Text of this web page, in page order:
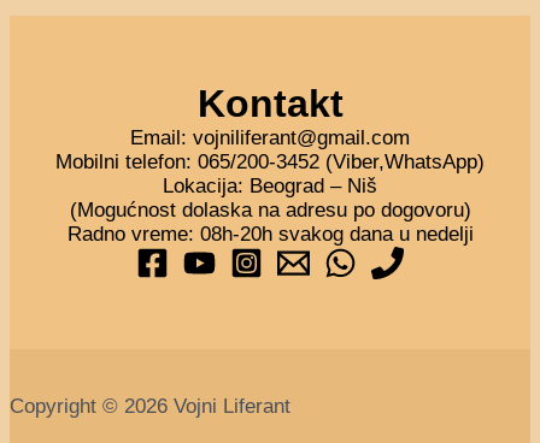
Kontakt
Email: vojniliferant@gmail.com
Mobilni telefon: 065/200-3452 (Viber,WhatsApp)
Lokacija: Beograd – Niš
(Mogućnost dolaska na adresu po dogovoru)
Radno vreme: 08h-20h svakog dana u nedelji
Copyright © 2026 Vojni Liferant